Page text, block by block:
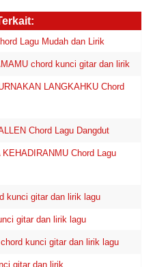
Lagu Mudah dan Lirik
chord kunci gitar dan lirik
LANGKAHKU Chord
Chord Lagu Dangdut
Chord Lagu
kunci gitar dan lirik lagu
gitar dan lirik lagu
kunci gitar dan lirik lagu
gitar dan lirik